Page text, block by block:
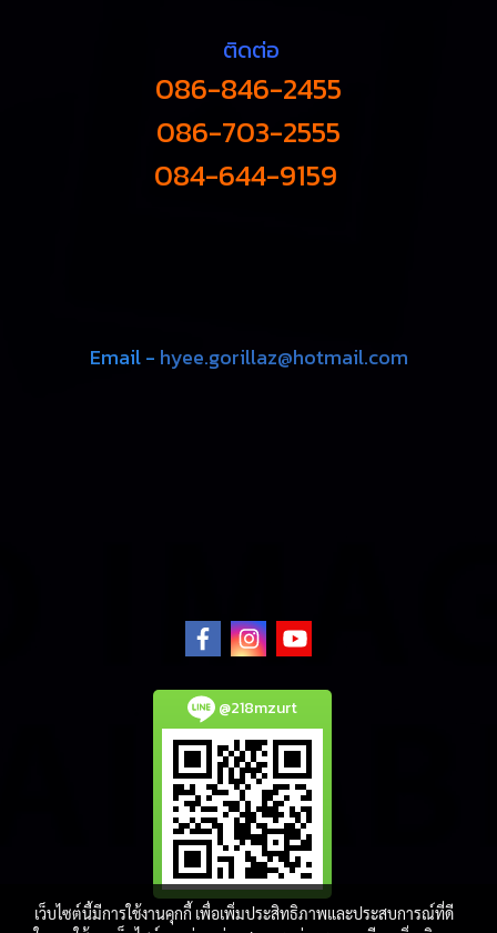
ติดต่อ
086-846-2455
086-703-2555
084-644-9159
Email - hyee.gorillaz@hotmail.com
@218mzurt
เว็บไซต์นี้มีการใช้งานคุกกี้ เพื่อเพิ่มประสิทธิภาพและประสบการณ์ที่ดี